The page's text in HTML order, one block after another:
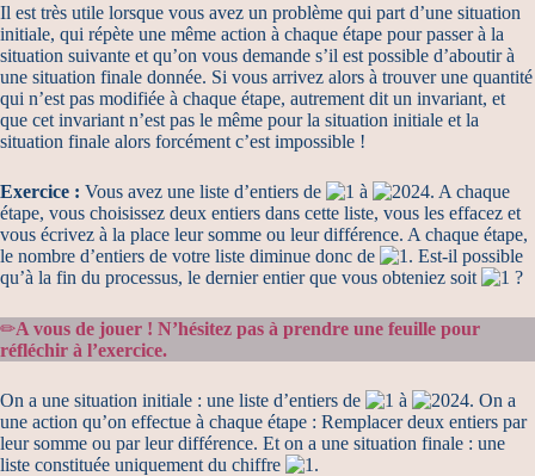
Il est très utile lorsque vous avez un problème qui part d’une situation
initiale, qui répète une même action à chaque étape pour passer à la
situation suivante et qu’on vous demande s’il est possible d’aboutir à
une situation finale donnée. Si vous arrivez alors à trouver une quantité
qui n’est pas modifiée à chaque étape, autrement dit un invariant, et
que cet invariant n’est pas le même pour la situation initiale et la
situation finale alors forcément c’est impossible !
Exercice : Vous avez une liste d’entiers de à
. A chaque
étape, vous choisissez deux entiers dans cette liste, vous les effacez et
vous écrivez à la place leur somme ou leur différence. A chaque étape,
le nombre d’entiers de votre liste diminue donc de
. Est-il possible
qu’à la fin du processus, le dernier entier que vous obteniez soit
?
✏A vous de jouer ! N’hésitez pas à prendre une feuille pour
réfléchir à l’exercice.
On a une situation initiale : une liste d’entiers de à
. On a
une action qu’on effectue à chaque étape : Remplacer deux entiers par
leur somme ou par leur différence. Et on a une situation finale : une
liste constituée uniquement du chiffre
.